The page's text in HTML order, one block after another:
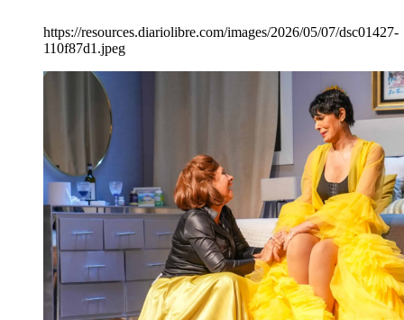
https://resources.diariolibre.com/images/2026/05/07/dsc01427-
110f87d1.jpeg